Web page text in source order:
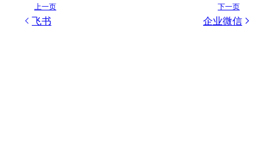
上一页
飞书
下一页
企业微信